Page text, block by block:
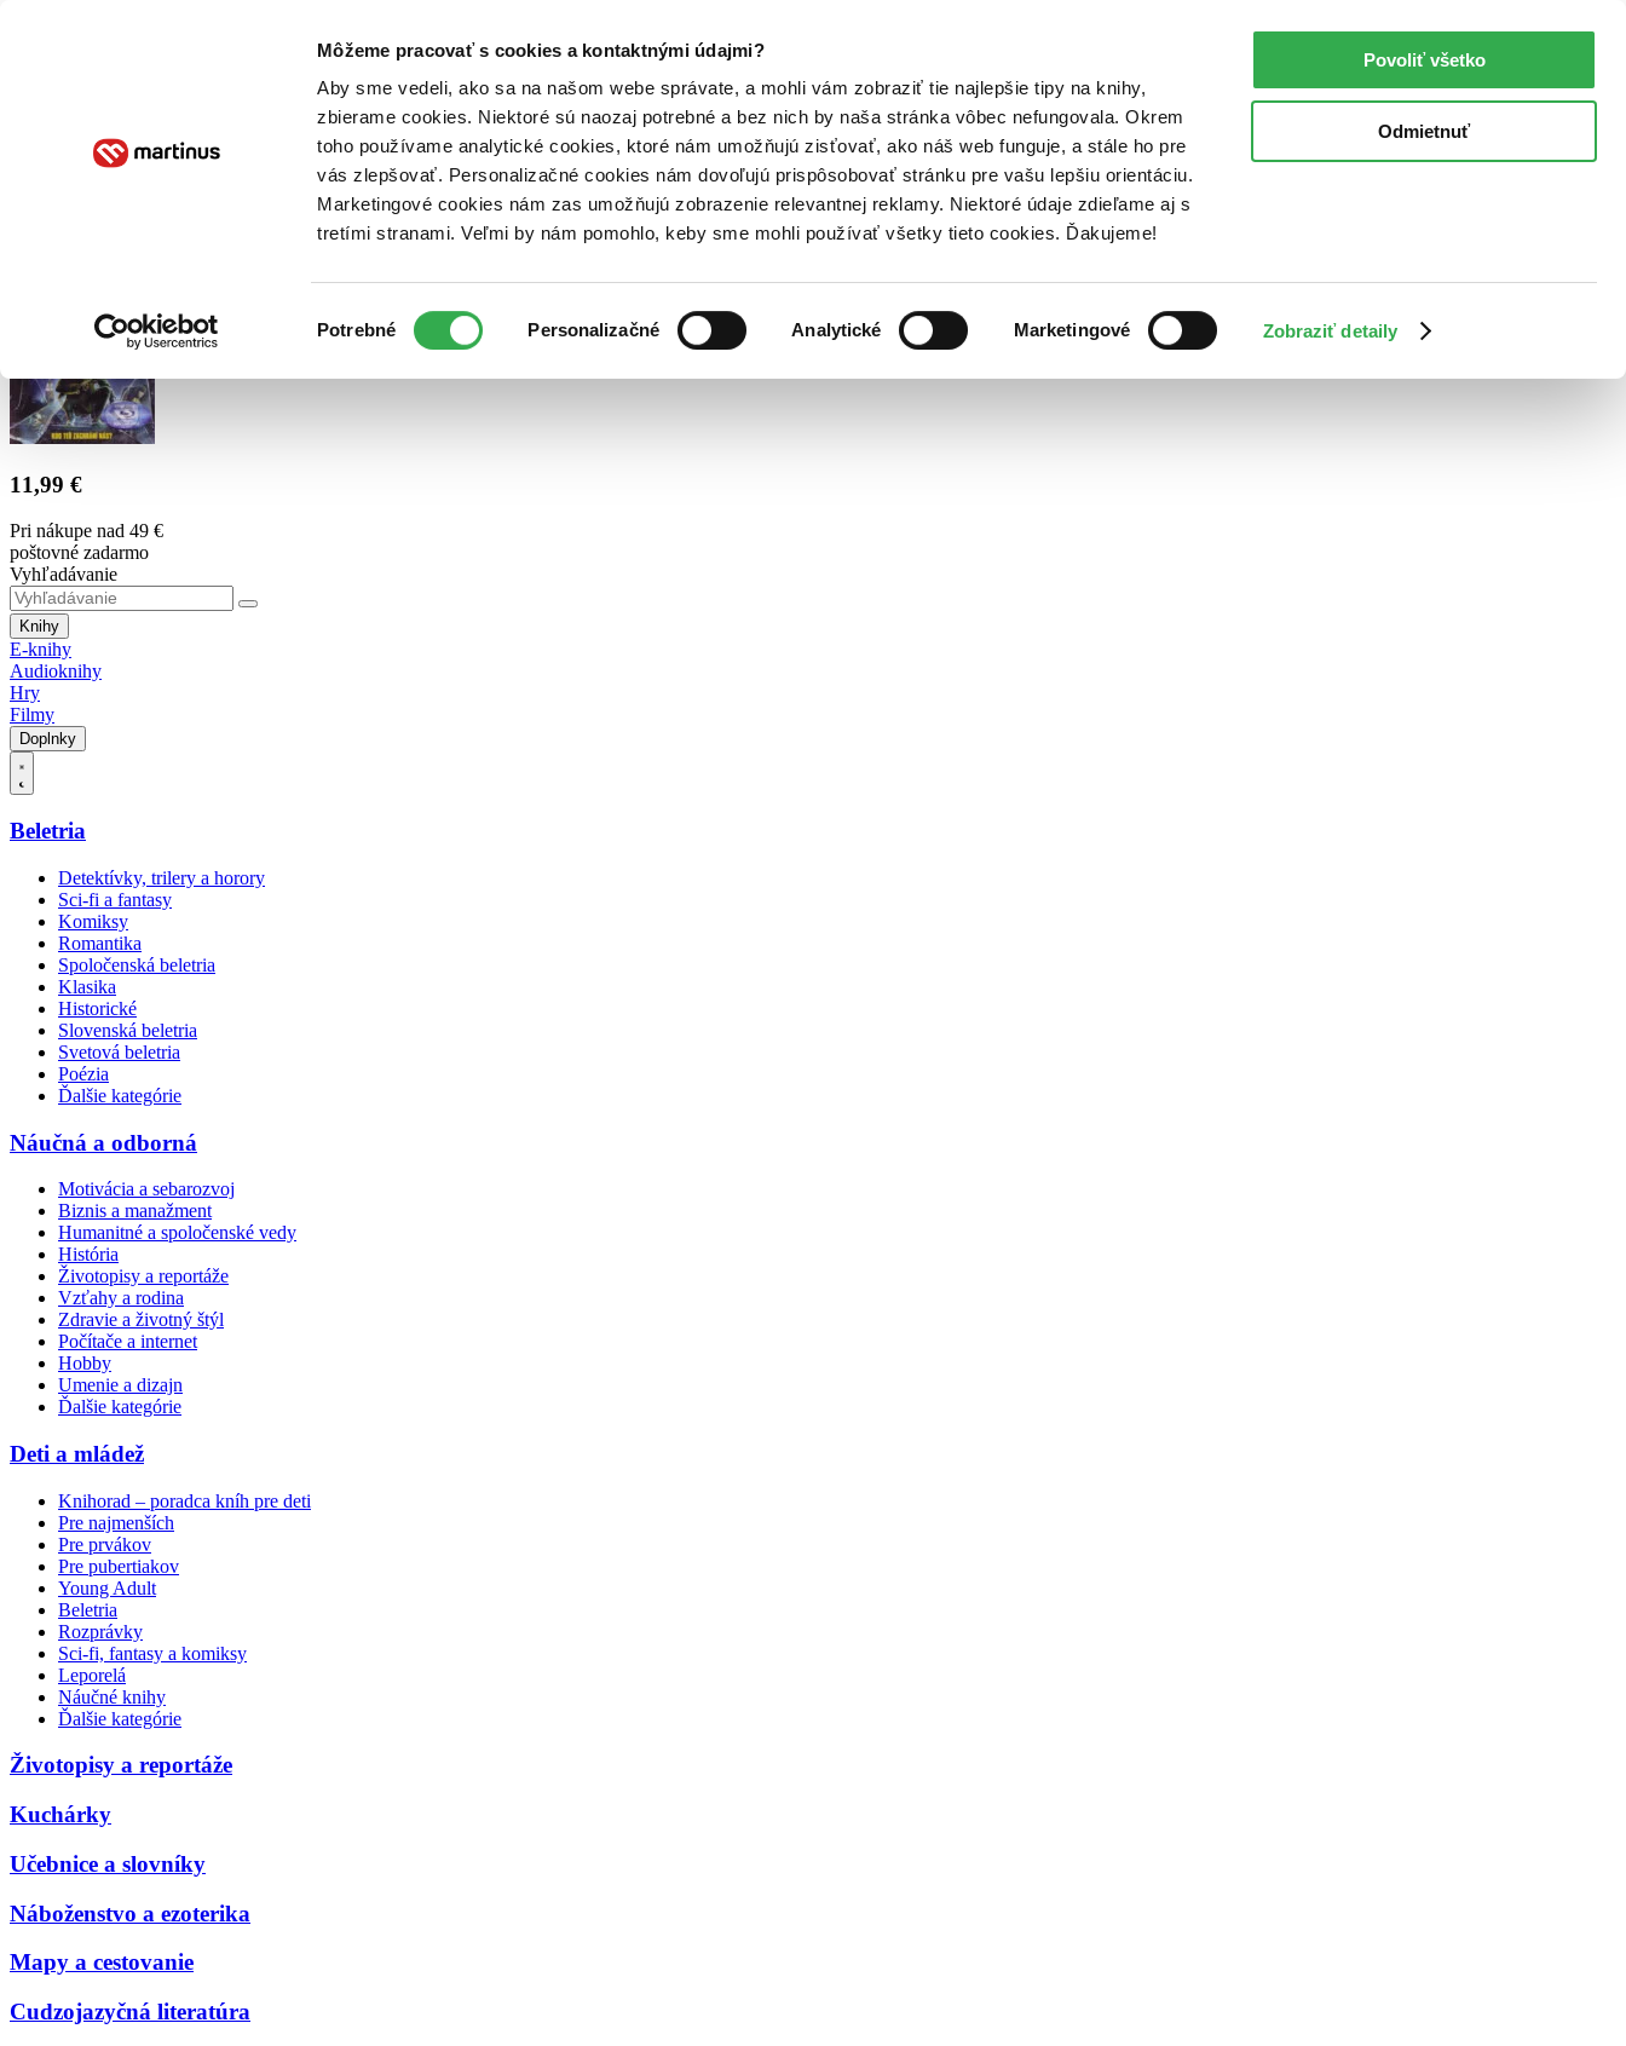
Môžeme pracovať s cookies a kontaktnými údajmi?
Aby sme vedeli, ako sa na našom webe správate, a mohli vám zobraziť tie najlepšie tipy na knihy,
zbierame cookies. Niektoré sú naozaj potrebné a bez nich by naša stránka vôbec nefungovala. Okrem
toho používame analytické cookies, ktoré nám umožňujú zisťovať, ako náš web funguje, a stále ho pre
vás zlepšovať. Personalizačné cookies nám dovoľujú prispôsobovať stránku pre vašu lepšiu orientáciu.
Marketingové cookies nám zas umožňujú zobrazenie relevantnej reklamy. Niektoré údaje zdieľame aj s
tretími stranami. Veľmi by nám pomohlo, keby sme mohli používať všetky tieto cookies. Ďakujeme!
súhlasu
Potrebné Personalizačné Analytické Marketingové Zobraziť detaily
Povoliť všetko
Odmietnuť
Poukážky Kontakt
11,99 €
Pri nákupe nad 49 €
poštovné zadarmo
Vyhľadávanie
Knihy
E-knihy
Audioknihy
Hry
Filmy
Doplnky
Beletria
Detektívky, trilery a horory
Sci-fi a fantasy
Komiksy
Romantika
Spoločenská beletria
Klasika
Historické
Slovenská beletria
Svetová beletria
Poézia
Ďalšie kategórie
Náučná a odborná
Motivácia a sebarozvoj
Biznis a manažment
Humanitné a spoločenské vedy
História
Životopisy a reportáže
Vzťahy a rodina
Zdravie a životný štýl
Počítače a internet
Hobby
Umenie a dizajn
Ďalšie kategórie
Deti a mládež
Knihorad – poradca kníh pre deti
Pre najmenších
Pre prvákov
Pre pubertiakov
Young Adult
Beletria
Rozprávky
Sci-fi, fantasy a komiksy
Leporelá
Náučné knihy
Ďalšie kategórie
Životopisy a reportáže
Kuchárky
Učebnice a slovníky
Náboženstvo a ezoterika
Mapy a cestovanie
Cudzojazyčná literatúra